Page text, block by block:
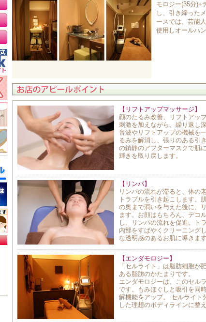
モロジー(35分)+
し、引き締った
ースでは、芸能
使用しオールハ
【リフトアップマッサージ】
顔のたるみ改善、リフトアッ
刺激を加えながら、繰り返し
音波やリフトアップの機械を
るみを解消し、張りのある引
の鎮静のアフターマスクで肌
輝きを取り戻します。
【リンパ】
リンパの流れが滞ると、体の
トラブルを引き起こします。
の奥まで潤いを与えた後に、
ます。お顔はもちろん、デコ
し、リンパの流れを促進。ト
内部をすばやくクリーニング
な透明感のあるお肌に導きます
【エンダモロジー】
「セルライト」は脂肪細胞が
ある脂肪のかたまりです。
エンダモロジーは、このセル
です。もみほぐしと吸引を同
解機能をアップ。 セルライト
した理想のボディラインに整